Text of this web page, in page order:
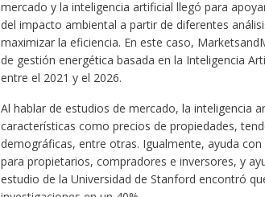
mercado y la inteligencia artificial llegó para
del impacto ambiental a partir de diferentes
maximizar la eficiencia. En este caso,
de gestión energética basada en la Inteligencia
entre el 2021 y el 2026.
Al hablar de estudios de mercado, la inteligencia
características como precios de propiedades,
demográficas, entre otras. Igualmente, ayuda
para propietarios, compradores e inversores, y
estudio de la Universidad de Stanford encontró